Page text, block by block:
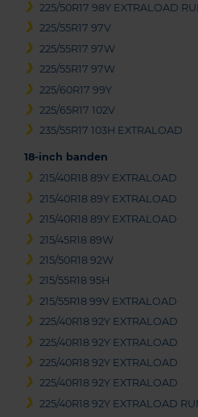
225/50R17 98Y EXTRALOAD
225/55R17 97V
225/55R17 97W
225/55R17 97W
225/60R17 99Y
225/65R17 102V
235/55R17 103H EXTRALOAD
18-inch banden
215/40R18 89Y EXTRALOAD
215/40R18 89Y EXTRALOAD
215/40R18 89Y EXTRALOAD
215/45R18 89W
215/50R18 92W
215/55R18 95H
215/55R18 99V EXTRALOAD
225/40R18 92Y EXTRALOAD
225/40R18 92Y EXTRALOAD
225/40R18 92Y EXTRALOAD
225/40R18 92Y EXTRALOAD
225/40R18 92Y EXTRALOAD